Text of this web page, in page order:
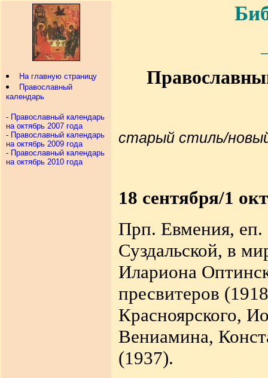
На главную страницу
Православный
календарь
- Православный календарь
на октябрь 2007 года
- Православный календарь
на октябрь 2009 года
- Православный календарь
на октябрь 2010 года
старый стиль/
18 сентября/1
Прп. Евмения,
Суздальской, в
Илариона
пресвитеров
Красноярского,
Вениамина,
(1937).